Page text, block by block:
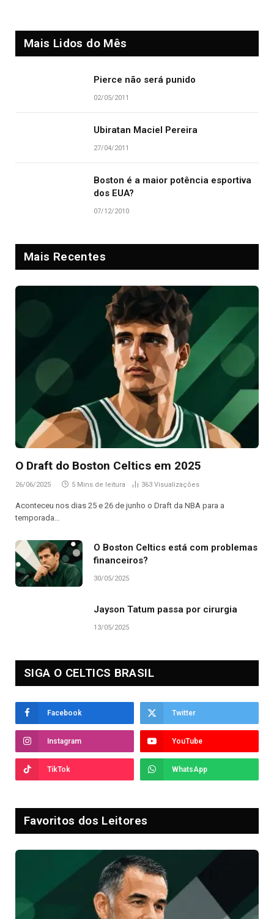
Mais Lidos do Mês
Pierce não será punido
02/05/2011
Ubiratan Maciel Pereira
27/04/2011
Boston é a maior potência esportiva
dos EUA?
07/12/2010
Mais Recentes
O Draft do Boston Celtics em 2025
26/06/2025 5 Mins de leitura 363 Visualizações
Aconteceu nos dias 25 e 26 de junho o Draft da NBA para a
temporada…
O Boston Celtics está com problemas
financeiros?
30/05/2025
Jayson Tatum passa por cirurgia
13/05/2025
SIGA O CELTICS BRASIL
Facebook Twitter
Instagram YouTube
TikTok WhatsApp
Favoritos dos Leitores